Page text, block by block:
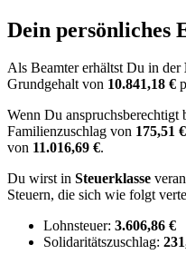
Dein persönliches
Als Beamter erhältst Du in der
Grundgehalt von 10.841,18 €
Wenn Du anspruchsberechtigt
Familienzuschlag von 175,51 €
von 11.016,69 €.
Du wirst in Steuerklasse
Steuern, die sich wie folgt
Lohnsteuer: 3.606,86 €
Solidaritätszuschlag: